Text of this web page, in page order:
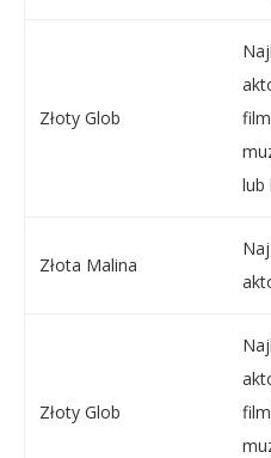
Złoty Glob
lub
Złota Malina
Złoty Glob